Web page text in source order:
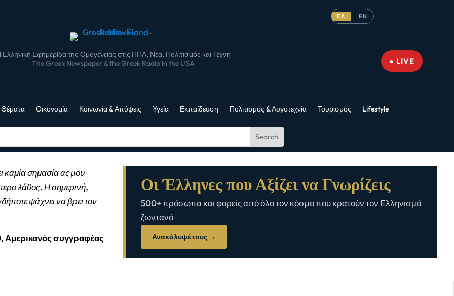
ΕΛ | EN
Ελληνική Εφημερίδα της Ομογένειας στις ΗΠΑ, Νέα, Πολιτισμός και Τέχνη
The Greek Newspaper & the Greek Radio in the USA
● LIVE
Θέματα Οικονομία Κοινωνία & Απόψεις Υγεία Εκπαίδευση Πολιτισμός & Λογοτεχνία Τουρισμός Lifestyle
καμία σημασία ας μου
λάθος. Η σημερινή,
ψάχνει να βρει τον
Αμερικανός συγγραφέας
Οι Έλληνες που Αξίζει να Γνωρίζεις
500+ πρόσωπα και φορείς από όλο τον κόσμο που κρατούν τον Ελληνισμό
ζωντανό
Ανακάλυψέ τους →